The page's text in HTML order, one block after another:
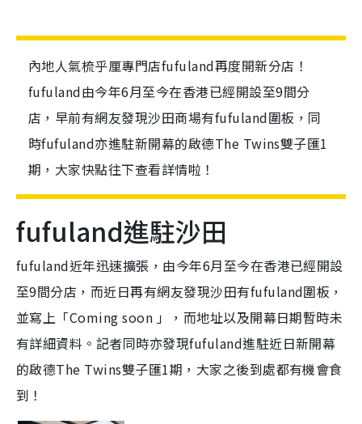
內地人氣梳乎厘專門店fufuland再度開新分店！
fufuland由今年6月至今在香港已經開設至9間分
店，早前有網友發現沙田商場有fufuland圍板，同
時fufuland亦進駐新開幕的啟德The Twins雙子匯1
期，大家快點往下查看詳情啦！
fufuland進駐沙田
fufuland近年迅速擴張，由今年6月至今在香港已經開設
至9間分店，而近日再有網友發現沙田有fufuland圍板，
並寫上「Coming soon 」，而地址以及開幕日期暫時未
有詳細資料。記者同時亦發現fufuland進駐近日新開幕
的啟德The Twins雙子匯1期，大家之後到處都有機會食
到！